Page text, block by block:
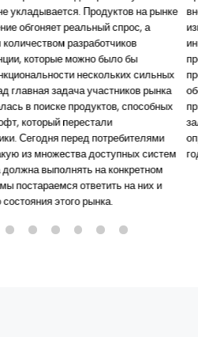
укладывается. Продуктов на рынке
обгоняет реальный спрос, а
разработчиков
которые можно было бы
нескольких сильных
главная задача участников рынка
в поиске продуктов, способных
который перестали
Сегодня перед потребителями
из множества доступных систем
выполнять на конкретном
постараемся ответить на них и
этого рынка.